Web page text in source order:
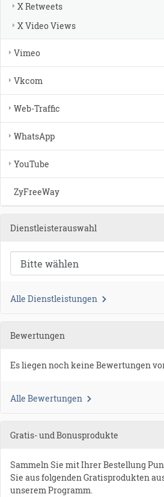
X Retweets
X Video Views
Vimeo
Vkcom
Web-Traffic
WhatsApp
YouTube
ZyFreeWay
Dienstleisterauswahl
Alle Dienstleistungen
Bewertungen
Es liegen noch keine Bewertungen
Alle Bewertungen
Gratis- und Bonusprodukte
Sammeln Sie mit Ihrer Bestellung
Sie aus folgenden Gratisprodukten
unserem Programm.